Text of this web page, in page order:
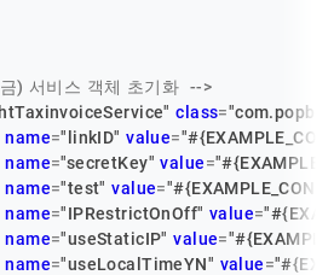
) 서비스 객체 초기화  -->
class=
name="linkID" value=
name="secretKey" value=
name="test" value=
name="IPRestrictOnOff" value=
name="useStaticIP" value=
name="useLocalTimeYN" value=